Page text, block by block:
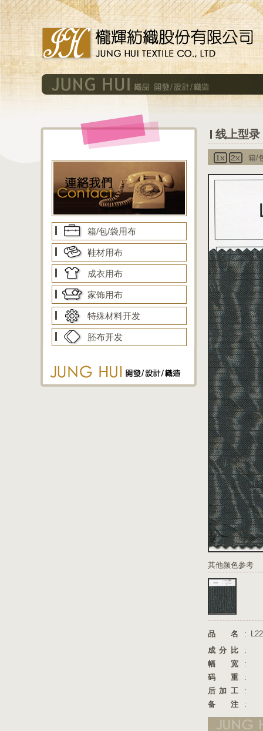
箱/包/袋用布
鞋材用布
成衣用布
家饰用布
特殊材料开发
胚布开发
线上型
箱/
其他颜色参考
品名 :
成分比
:
幅宽
:
码重
:
后加工
:
备注
: